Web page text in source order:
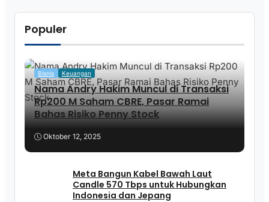
Populer
Bisnis Keuangan
Nama Andry Hakim Muncul di Transaksi
Rp200 M Saham CBRE, Pasar Ramai
Bahas Risiko Penny Stock
Oktober 12, 2025
Meta Bangun Kabel Bawah Laut
Candle 570 Tbps untuk Hubungkan
Indonesia dan Jepang